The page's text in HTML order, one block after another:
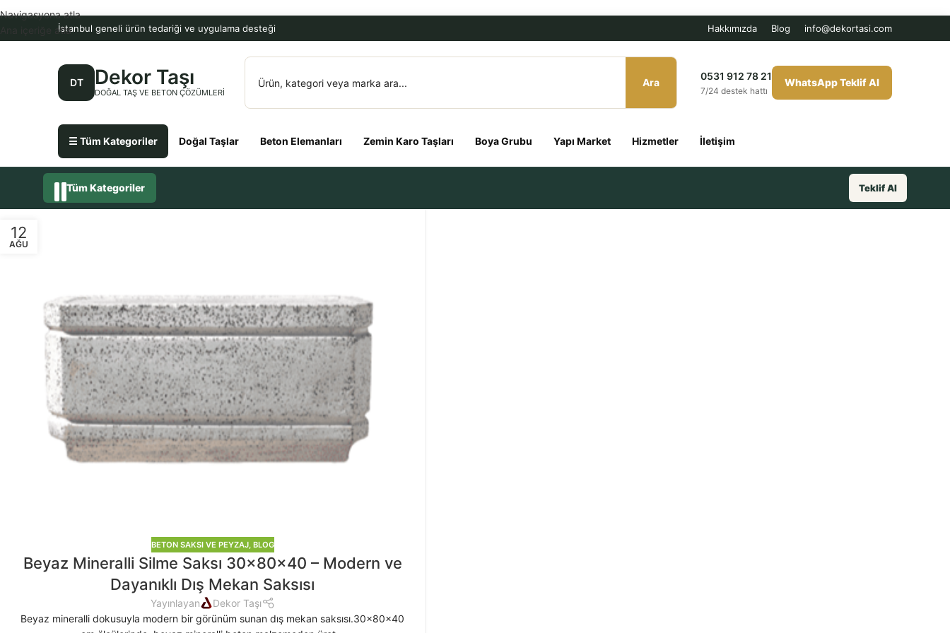
İstanbul geneli ürün tedariği ve uygulama desteği Hakkımızda Blog info@dekortasi.com
DT Dekor Taşı
DOĞAL TAŞ VE BETON ÇÖZÜMLERI
Ara
0531 912 78 21
7/24 destek hattı
WhatsApp Teklif Al
☰ Tüm Kategoriler Doğal Taşlar Beton Elemanları Zemin Karo Taşları Boya Grubu Yapı Market Hizmetler İletişim
Navigasyona atla
Ana içeriğe atla
Tüm Kategoriler Teklif Al
12
AĞU
BETON SAKSI VE PEYZAJ, BLOG
Beyaz Mineralli Silme Saksı 30x80x40 – Modern ve
Dayanıklı Dış Mekan Saksısı
Yayınlayan
Dekor Taşı
Beyaz mineralli dokusuyla modern bir görünüm sunan dış mekan saksısı.30x80x40